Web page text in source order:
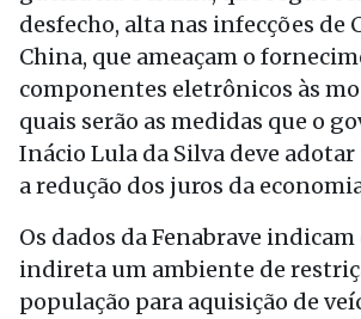
desfecho, alta nas infecções de
China, que ameaçam o
componentes eletrônicos às
quais serão as medidas que o
Inácio Lula da Silva deve
a redução dos juros da
Os dados da Fenabrave
indireta um ambiente de
população para aquisição de